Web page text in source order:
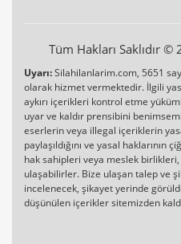
Tüm Hakları Saklıdır
Uyarı:Silahilanlarim.com, 5651
olarak hizmet vermektedir. İlgili
aykırı içerikleri kontrol etme
uyar ve kaldır prensibini
eserlerin veya illegal içeriklerin
paylaşıldığını ve yasal
hak sahipleri veya meslek
ulaşabilirler. Bize ulaşan talep ve
incelenecek, şikayet yerinde
düşünülen içerikler sitemizden